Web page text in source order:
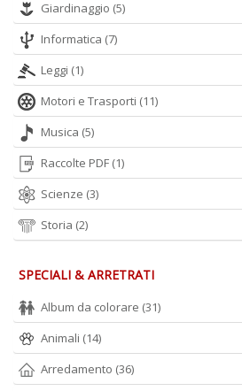
Giardinaggio (5)
Informatica (7)
Leggi (1)
Motori e Trasporti (11)
Musica (5)
Raccolte PDF (1)
Scienze (3)
Storia (2)
SPECIALI & ARRETRATI
Album da colorare (31)
Animali (14)
Arredamento (36)